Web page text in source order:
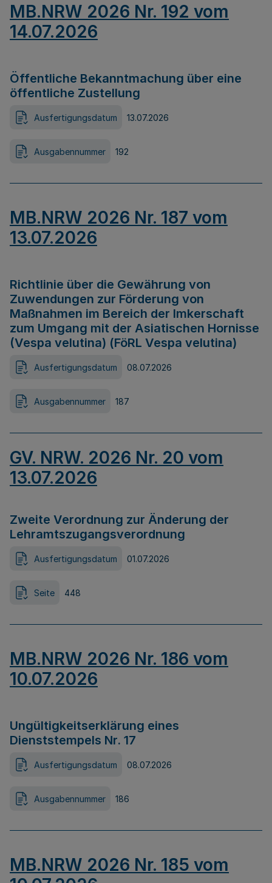
MB.NRW 2026 Nr. 192 vom
14.07.2026
Öffentliche Bekanntmachung über eine
öffentliche Zustellung
Ausfertigungsdatum 13.07.2026
Ausgabennummer 192
MB.NRW 2026 Nr. 187 vom
13.07.2026
Richtlinie über die Gewährung von
Zuwendungen zur Förderung von
Maßnahmen im Bereich der Imkerschaft
zum Umgang mit der Asiatischen Hornisse
(Vespa velutina) (FöRL Vespa velutina)
Ausfertigungsdatum 08.07.2026
Ausgabennummer 187
GV. NRW. 2026 Nr. 20 vom
13.07.2026
Zweite Verordnung zur Änderung der
Lehramtszugangsverordnung
Ausfertigungsdatum 01.07.2026
Seite 448
MB.NRW 2026 Nr. 186 vom
10.07.2026
Ungültigkeitserklärung eines
Dienststempels Nr. 17
Ausfertigungsdatum 08.07.2026
Ausgabennummer 186
MB.NRW 2026 Nr. 185 vom